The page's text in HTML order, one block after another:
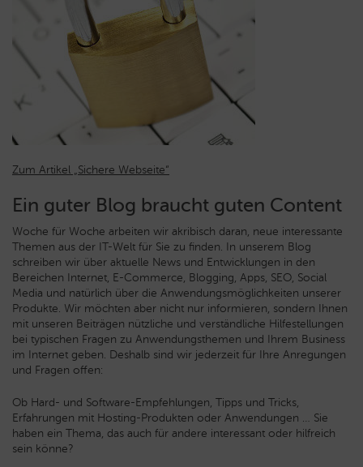
Zum Artikel „Sichere Webseite“
Ein guter Blog braucht guten Content
Woche für Woche arbeiten wir akribisch daran, neue interessante
Themen aus der IT-Welt für Sie zu finden. In unserem Blog
schreiben wir über aktuelle News und Entwicklungen in den
Bereichen Internet, E-Commerce, Blogging, Apps, SEO, Social
Media und natürlich über die Anwendungsmöglichkeiten unserer
Produkte. Wir möchten aber nicht nur informieren, sondern Ihnen
mit unseren Beiträgen nützliche und verständliche Hilfestellungen
bei typischen Fragen zu Anwendungsthemen und Ihrem Business
im Internet geben. Deshalb sind wir jederzeit für Ihre Anregungen
und Fragen offen:
Ob Hard- und Software-Empfehlungen, Tipps und Tricks,
Erfahrungen mit Hosting-Produkten oder Anwendungen … Sie
haben ein Thema, das auch für andere interessant oder hilfreich
sein könne?